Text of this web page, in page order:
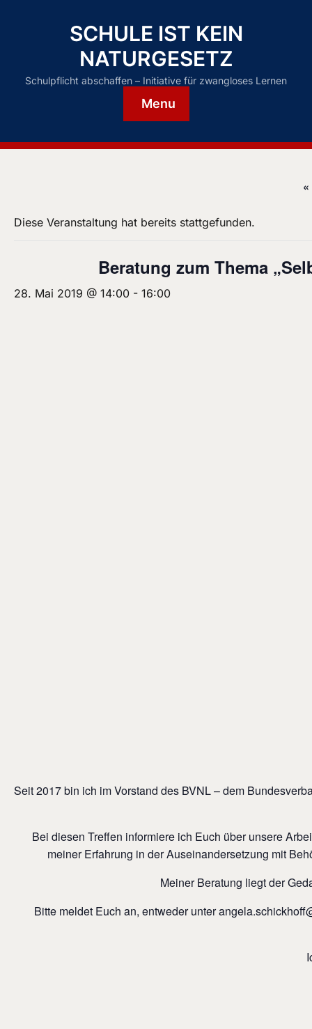
SCHULE IST KEIN
NATURGESETZ
Schulpflicht abschaffen – Initiative für zwangloses Lernen
Menu
Diese Veranstaltung hat bereits stattgefunden.
Beratung zum Thema
28. Mai 2019 @ 14:00 - 16:00
Seit 2017 bin ich im Vorstand des BVNL – dem
Bei diesen Treffen informiere ich Euch über unsere
meiner Erfahrung in der Auseinandersetzung mit
Meiner Beratung liegt der
Bitte meldet Euch an, entweder unter